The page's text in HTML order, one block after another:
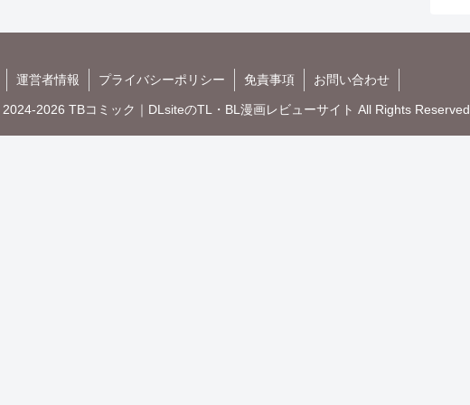
運営者情報 プライバシーポリシー 免責事項 お問い合わせ
2026 TBコミック｜DLsiteのTL・BL漫画レビューサイト All Rights Reserved.